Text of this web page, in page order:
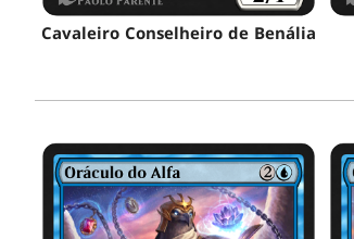
Cavaleiro Conselheiro de Benália